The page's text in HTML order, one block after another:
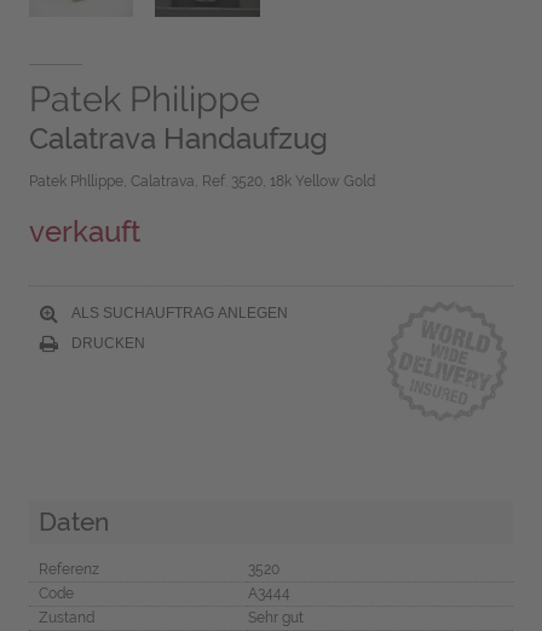
Patek Philippe
Calatrava Handaufzug
Patek Phllippe, Calatrava, Ref. 3520, 18k Yellow Gold
verkauft
ALS SUCHAUFTRAG ANLEGEN
DRUCKEN
Daten
Referenz
3520
Code
A3444
Zustand
Sehr gut